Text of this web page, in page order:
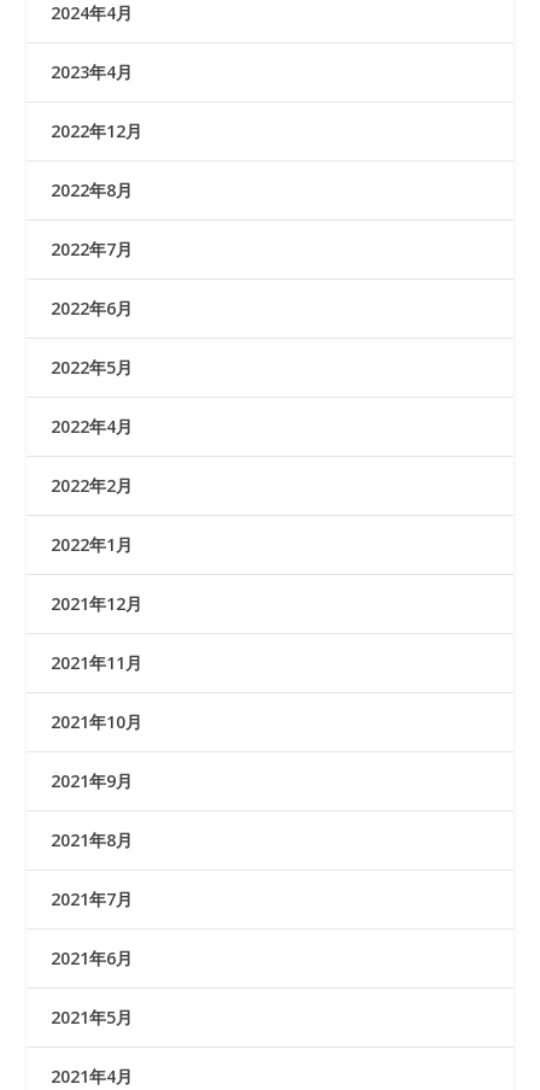
2024年4月
2023年4月
2022年12月
2022年8月
2022年7月
2022年6月
2022年5月
2022年4月
2022年2月
2022年1月
2021年12月
2021年11月
2021年10月
2021年9月
2021年8月
2021年7月
2021年6月
2021年5月
2021年4月